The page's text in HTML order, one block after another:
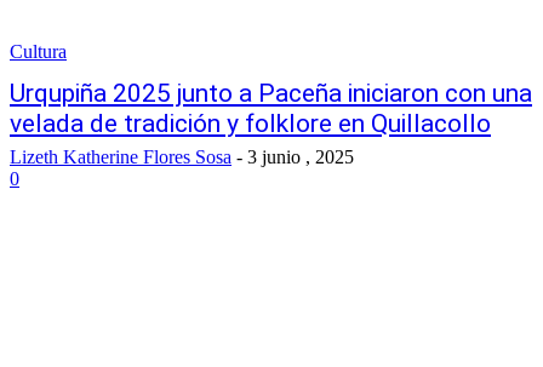
Cultura
Urqupiña 2025 junto a Paceña iniciaron con una
velada de tradición y folklore en Quillacollo
Lizeth Katherine Flores Sosa - 3 junio , 2025
0